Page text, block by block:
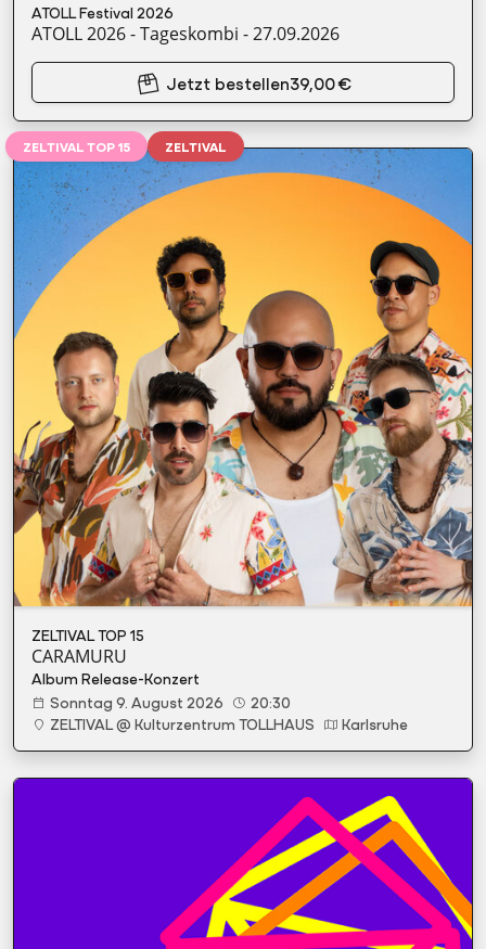
ATOLL Festival 2026
ATOLL 2026 - Tageskombi - 27.09.2026
Jetzt bestellen39,00 €
ZELTIVAL TOP 15 ZELTIVAL
ZELTIVAL TOP 15
CARAMURU
Album Release-Konzert
Sonntag 9. August 2026
20:30
ZELTIVAL @ Kulturzentrum TOLLHAUS
Karlsruhe